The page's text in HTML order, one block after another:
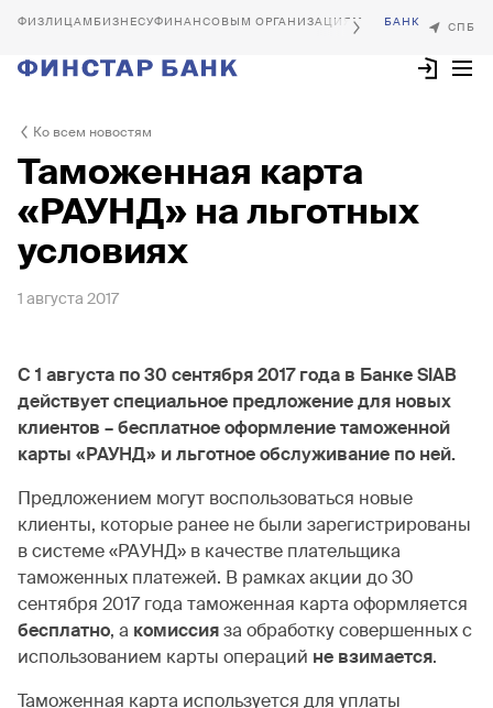
БИЗНЕСУФИНАНСОВЫМ ОРГАНИЗАЦИЯМ
Ко всем новостям
Таможенная карта
«РАУНД» на льготных
условиях
1 августа 2017
C 1 августа по 30 сентября 2017 года в БанкеSIAB
действует специальное предложение для новых
клиентов – бесплатное оформление таможенной
карты «РАУНД» и льготное обслуживание по ней.
Предложением могут воспользоваться новые
клиенты, которые ранее не были зарегистрированы
в системе «РАУНД» в качестве плательщика
таможенных платежей. В рамках акции до 30
сентября 2017 года таможенная карта оформляется
бесплатно, а комиссияза обработку совершенных с
использованием карты операций не взимается.
Таможенная карта используется для уплаты